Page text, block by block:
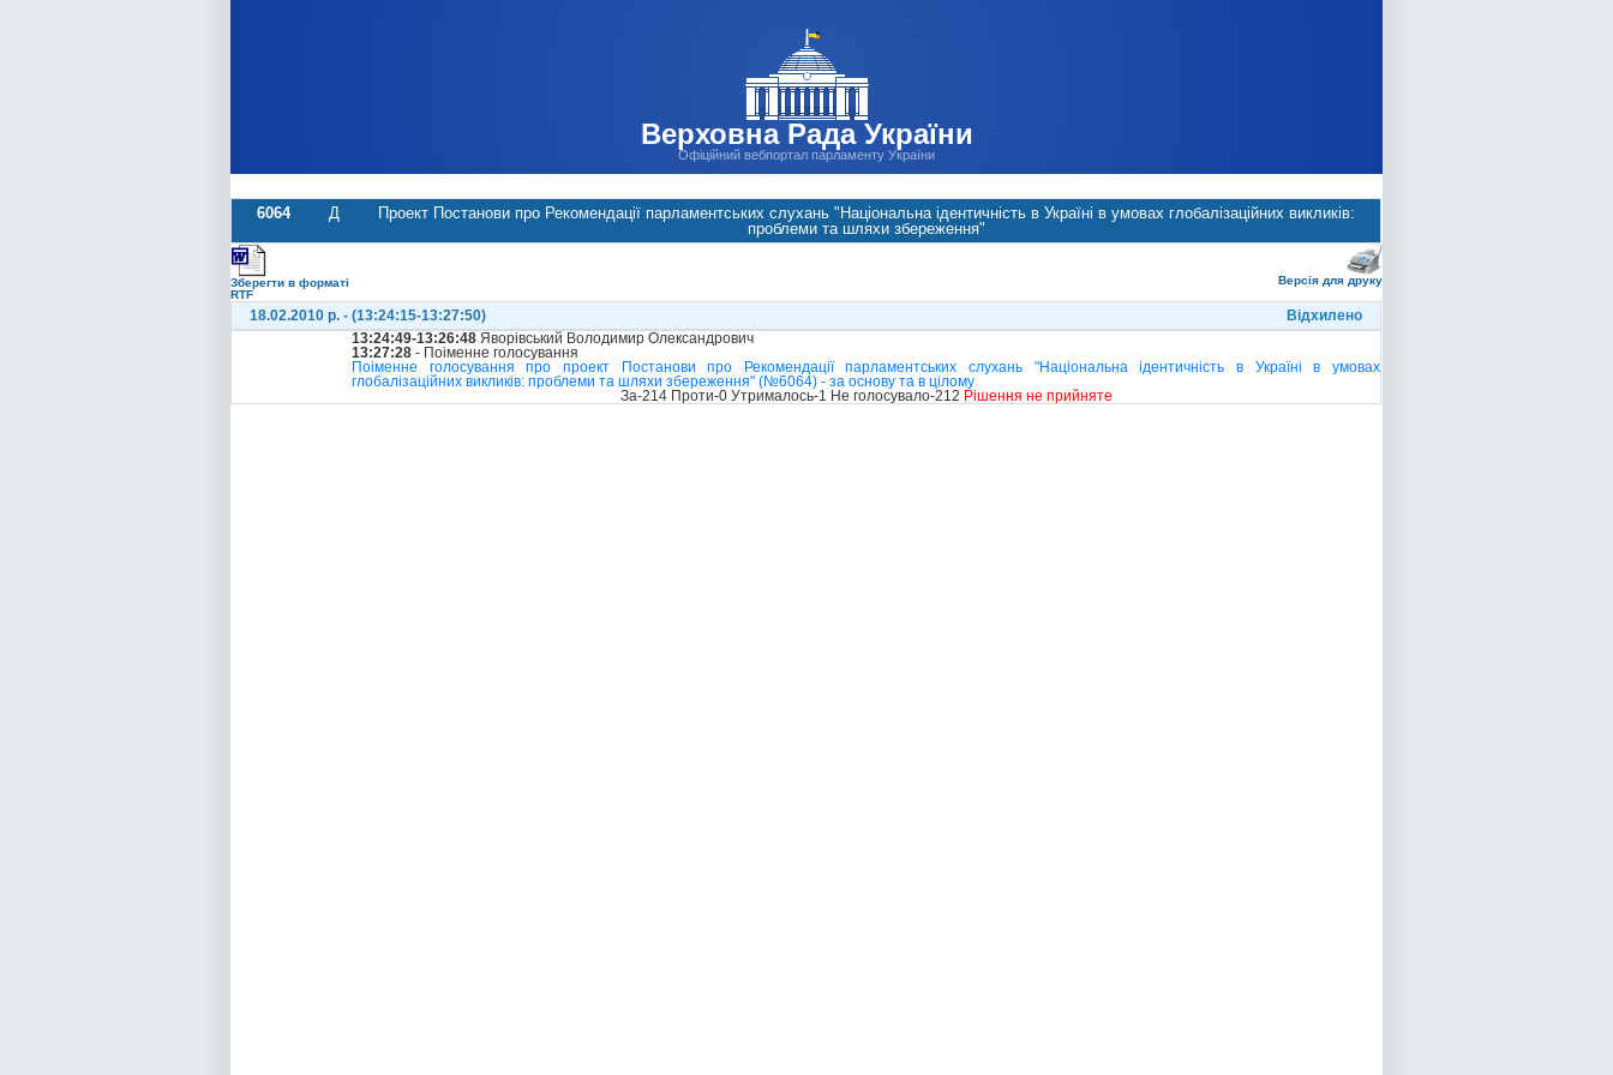
Верховна Рада України
Офіційний вебпортал парламенту України
6064 Д
Проект Постанови про Рекомендації парламентських слухань "Національна ідентичність в Україні в умовах глобалізаційних викликів:
проблеми та шляхи збереження"
Зберегти в форматі
RTF
Версія для друку
18.02.2010 р. - (13:24:15-13:27:50)
Відхилено
13:24:49-13:26:48 Яворівський Володимир Олександрович
13:27:28 - Поіменне голосування
Поіменне голосування про проект Постанови про Рекомендації парламентських слухань "Національна ідентичність в Україні в умовах
глобалізаційних викликів: проблеми та шляхи збереження" (№6064) - за основу та в цілому
За-214 Проти-0 Утрималось-1 Не голосувало-212 Рішення не прийняте